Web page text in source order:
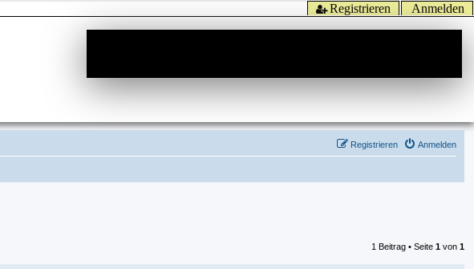
Anmelden
Registrieren
Anmelden
Registrieren
1 Beitrag • Seite 1 von 1